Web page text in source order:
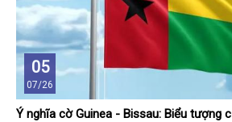
05
07/26
Ý nghĩa cờ Guinea - Bissau: Biểu tượng